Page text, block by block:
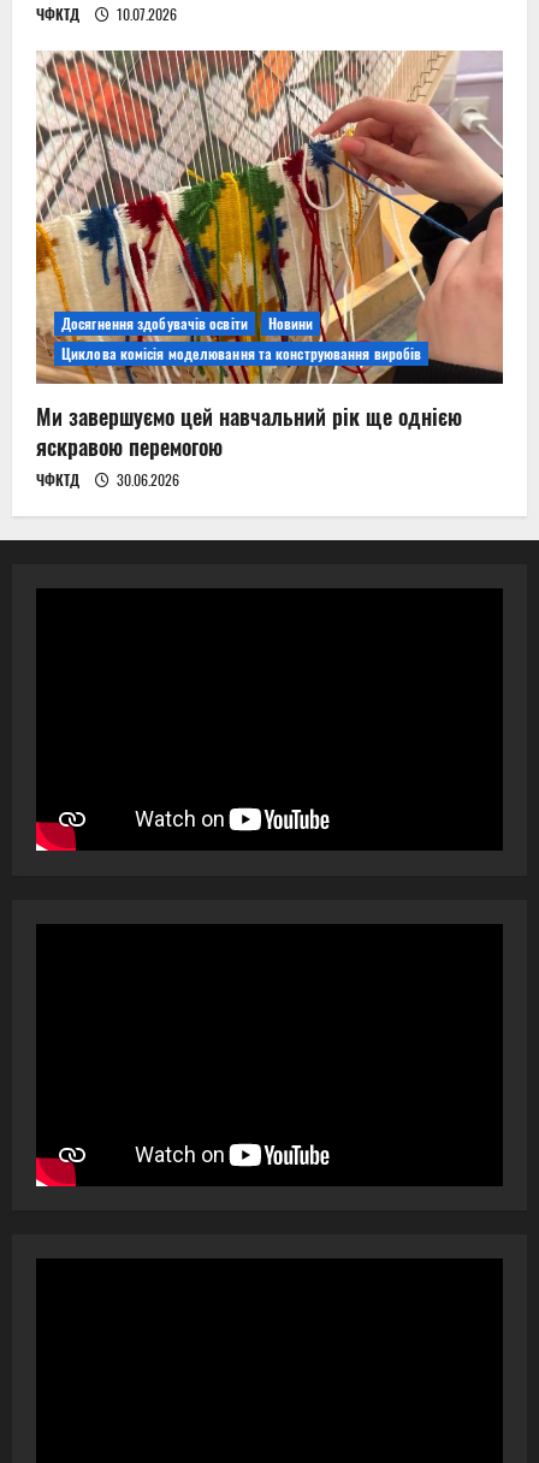
ЧФКТД 10.07.2026
Досягнення здобувачів освіти
Новини
Циклова комісія моделювання та конструювання виробів
Ми завершуємо цей навчальний рік ще однією
яскравою перемогою
ЧФКТД 30.06.2026